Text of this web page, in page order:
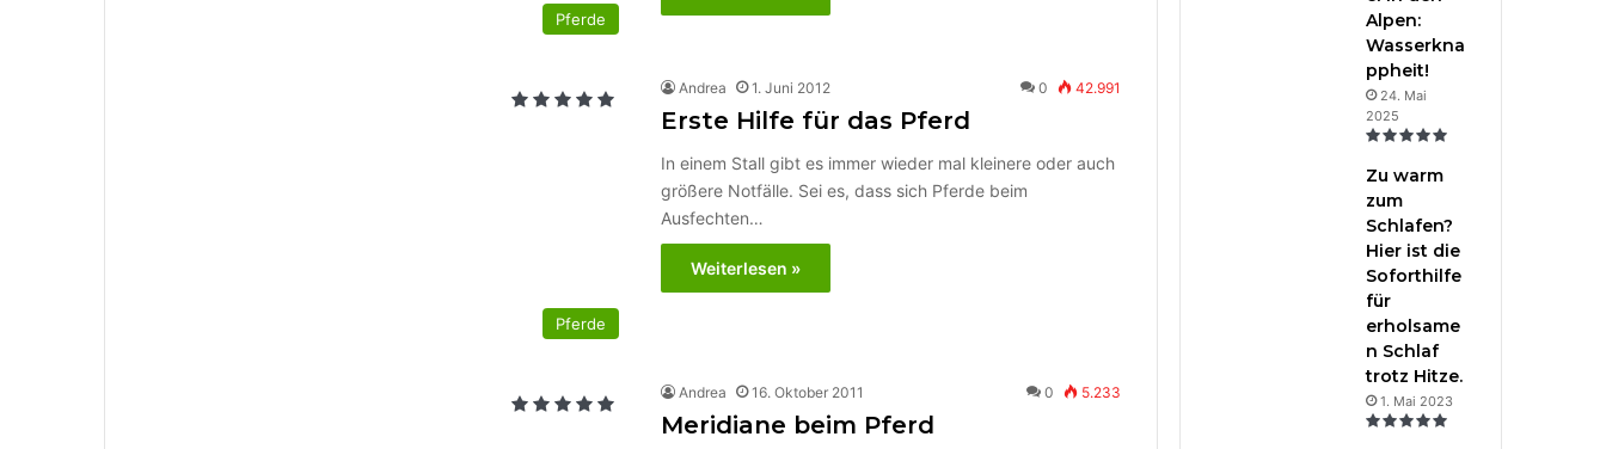
Pferde
Pferde
Andrea 1. Juni 2012 0 42.991
Erste Hilfe für das Pferd
In einem Stall gibt es immer wieder mal kleinere oder auch
größere Notfälle. Sei es, dass sich Pferde beim
Ausfechten…
Weiterlesen »
Andrea 16. Oktober 2011 0 5.233
Meridiane beim Pferd
Alpen:
Wasserkna
ppheit!
24. Mai
2025
Zu warm
zum
Schlafen?
Hier ist die
Soforthilfe
für
erholsame
n Schlaf
trotz Hitze.
1. Mai 2023